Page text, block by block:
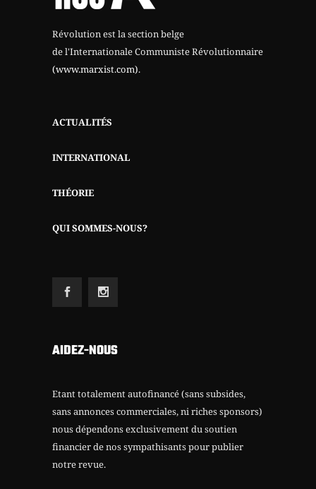
Révolution est la section belge
de l'Internationale Communiste Révolutionnaire
(www.marxist.com).
ACTUALITÉS
INTERNATIONAL
THÉORIE
QUI SOMMES-NOUS?
AIDEZ-NOUS
Etant totalement autofinancé (sans subsides,
sans annonces commerciales, ni riches sponsors)
nous dépendons exclusivement du soutien
financier de nos sympathisants pour publier
notre revue.